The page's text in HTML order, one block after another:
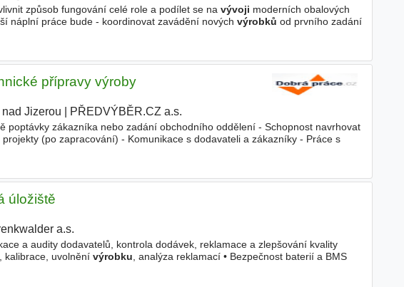
způsob fungování celé role a podílet se na vývoji moderních obalových
náplní práce bude - koordinovat zavádění nových výrobků od prvního zadání
přípravy výroby
nad Jizerou PŘEDVÝBĚR.CZ a.s.
poptávky zákazníka nebo zadání obchodního oddělení - Schopnost navrhovat
(po zapracování) - Komunikace s dodavateli a zákazníky - Práce s
úložiště
a.s.
a audity dodavatelů, kontrola dodávek, reklamace a zlepšování kvality
kalibrace, uvolnění výrobku, analýza reklamací • Bezpečnost baterií a BMS